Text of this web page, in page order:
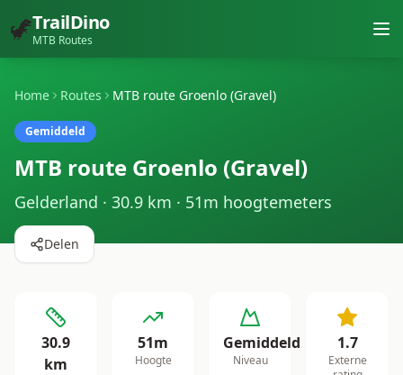
🦖TrailDino
MTB Routes
Home Routes MTB route Groenlo (Gravel)
Gemiddeld
MTB route Groenlo (Gravel)
Gelderland · 30.9 km · 51m hoogtemeters
Delen
30.9
km
51m
Hoogte
Gemiddeld
Niveau
1.7
Externe